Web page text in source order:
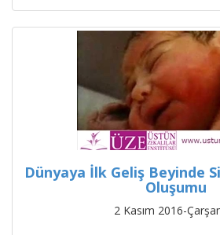
Dünyaya İlk Geliş Beyinde
Oluşumu
2 Kasım 2016-